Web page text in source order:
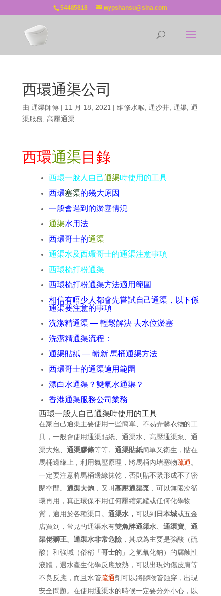
54485818 wypshansu@sina.com
西環通渠公司
由 通渠師傅| 11 月 18, 2021 | 維修水喉, 通沙井, 通渠, 通
渠服務 高壓通渠
西環通渠目錄
西環一般人自己通渠時使用的工具
西環塞渠的幾大原因
一般會遇到的淤塞情況
通渠水用法
西環哥士的通渠
通渠水及西環哥士的通渠注意事項
西環梳打粉通渠
西環梳打粉通渠方法適用範圍
相信有唔少人都會先嘗試自己通渠，以下係
通渠要注意的事項
洗潔精通渠 — 輕鬆解決 去水位淤塞
洗潔精通渠流程：
通渠貼紙 — 嶄新 馬桶通渠方法
西環哥士的通渠適用範圍
漂白水通渠？雙氧水通渠？
香港通渠服務公司業務
西環一般人自己通渠時使用的工具
在家自己通渠主要使用一些簡單、不易弄髒衣物的工
具，一般會使用通渠貼紙、通渠水、高壓通渠泵、通
渠大炮、 通渠膠條等等。 通渠貼紙簡單又衛生，貼在
馬桶邊緣上，利用氣壓原理，將馬桶內堵塞物疏通 。
一定要注意將馬桶邊緣抹乾，否則貼不緊形成不了密
閉空間。 通渠大炮，又叫高壓通渠泵，可以無限次循
環再用，真正環保不用任何壓縮氣罐或任何化學物
質，適用於各種渠口。 通渠水， 可以到 日本城或五金
店買到，常見的通渠水有雙魚牌通渠水、 通渠寶、 通
渠佬獅王。 通渠水非常危險，其成為主要是強酸（硫
酸）和強堿（俗稱「 哥士的」之氫氧化鈉）的腐蝕性
液體，遇水產生化學反應放熱，可以出現灼傷皮膚等
不良反應，而且水管疏通劑可以將膠喉管蝕穿，出現
安全問題。在使用通渠水的時候一定要分外小心，以